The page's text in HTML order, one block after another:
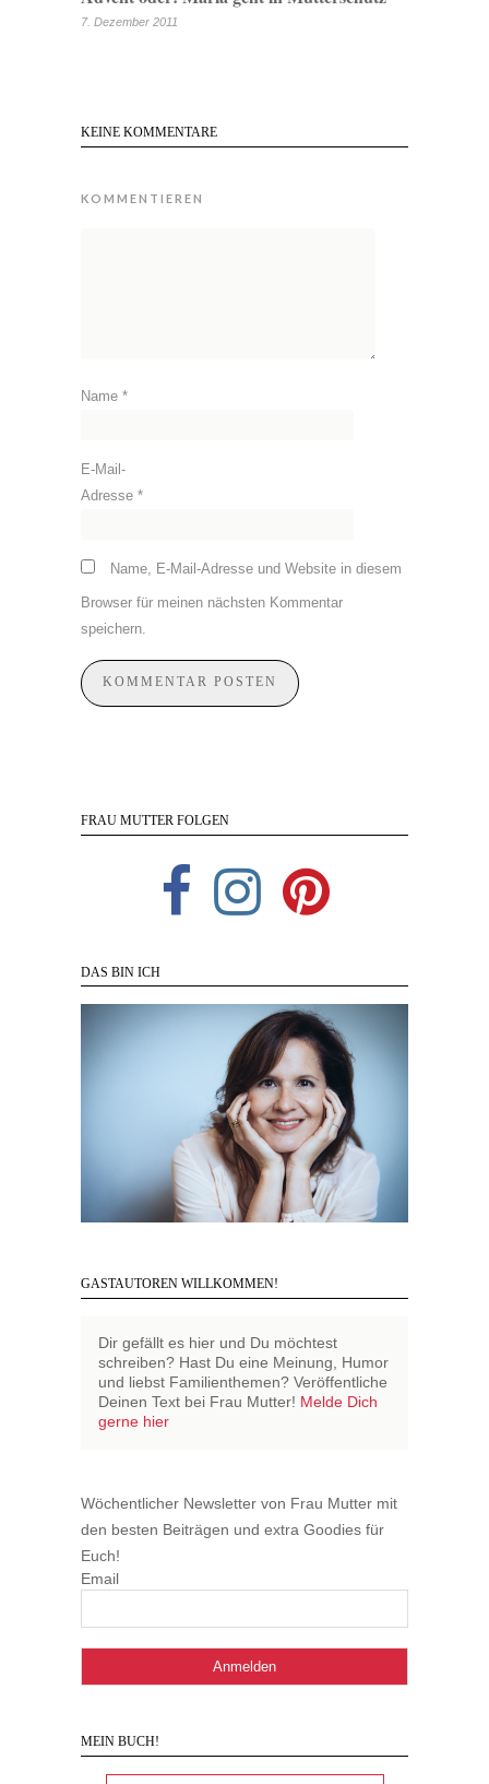
7. Dezember 2011
KEINE KOMMENTARE
KOMMENTIEREN
Name *
E-Mail-
Adresse *
Name, E-Mail-Adresse und Website in diesem
Browser für meinen nächsten Kommentar
speichern.
FRAU MUTTER FOLGEN
DAS BIN ICH
GASTAUTOREN WILLKOMMEN!
Dir gefällt es hier und Du möchtest
schreiben? Hast Du eine Meinung, Humor
und liebst Familienthemen? Veröffentliche
Deinen Text bei Frau Mutter! Melde Dich
gerne hier
Wöchentlicher Newsletter von Frau Mutter mit
den besten Beiträgen und extra Goodies für
Euch!
Email
MEIN BUCH!